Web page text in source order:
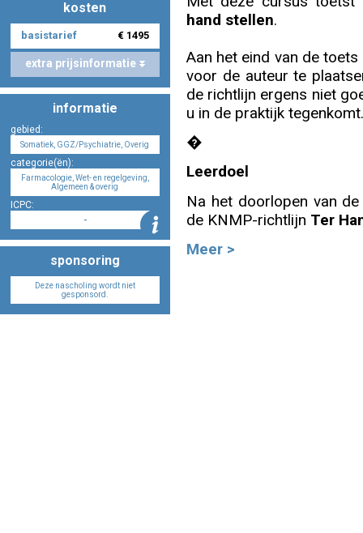
Nascholing aanmelden
Zoek op kaart
Registreren
Inloggen
kosten
basistarief € 1495
extra prijsinformatie
informatie
gebied:
Somatiek, GGZ/Psychiatrie, Overig
categorie(ën):
Farmacologie, Wet- en regelgeving,
Algemeen & overig
ICPC:
-
sponsoring
Deze nascholing wordt niet
gesponsord.
hand stellen.
Aan het eind van de
voor de auteur te
de richtlijn ergens niet
u in de praktijk tegenkomt.
�
Leerdoel
Na het doorlopen van
de KNMP-richtlijn Ter
Meer >